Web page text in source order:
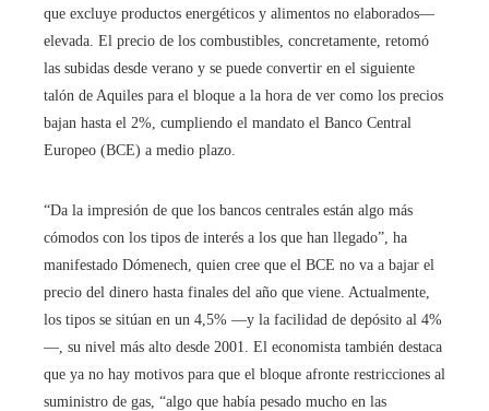
que excluye productos energéticos y alimentos no elaborados—
elevada. El precio de los combustibles, concretamente, retomó
las subidas desde verano y se puede convertir en el siguiente
talón de Aquiles para el bloque a la hora de ver como los precios
bajan hasta el 2%, cumpliendo el mandato el Banco Central
Europeo (BCE) a medio plazo.
“Da la impresión de que los bancos centrales están algo más
cómodos con los tipos de interés a los que han llegado”, ha
manifestado Dómenech, quien cree que el BCE no va a bajar el
precio del dinero hasta finales del año que viene. Actualmente,
los tipos se sitúan en un 4,5% —y la facilidad de depósito al 4%
—, su nivel más alto desde 2001. El economista también destaca
que ya no hay motivos para que el bloque afronte restricciones al
suministro de gas, “algo que había pesado mucho en las